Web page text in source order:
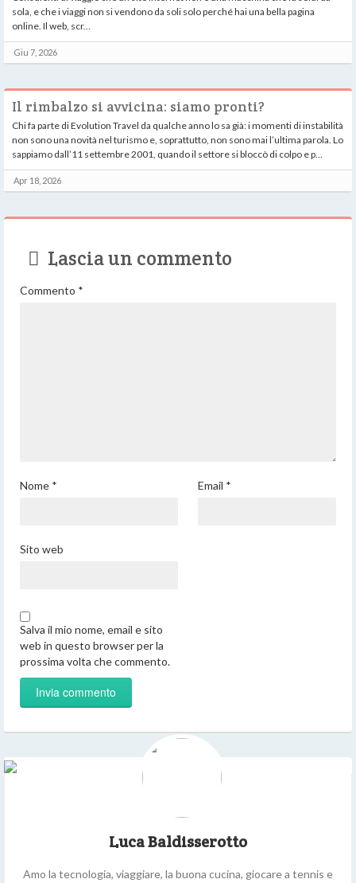
sola, e che i viaggi non si vendono da soli solo perché hai una bella pagina
online. Il web, scr...
Giu 7, 2026
Il rimbalzo si avvicina: siamo pronti?
Chi fa parte di Evolution Travel da qualche anno lo sa già: i momenti di instabilità
non sono una novità nel turismo e, soprattutto, non sono mai l’ultima parola. Lo
sappiamo dall’11 settembre 2001, quando il settore si bloccò di colpo e p...
Apr 18, 2026
Lascia un commento
Commento *
Nome * Email *
Sito web
Salva il mio nome, email e sito
web in questo browser per la
prossima volta che commento.
Luca Baldisserotto
Amo la tecnologia, viaggiare, la buona cucina, giocare a tennis e